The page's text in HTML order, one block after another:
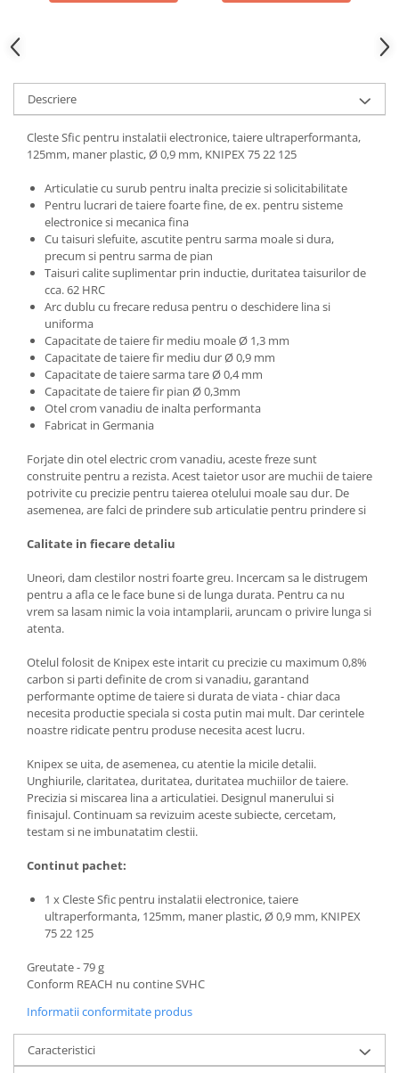
mm, 115 mm, fabricat
Descriere
Cleste Sfic pentru instalatii electronice, taiere ultraperformanta,
125mm, maner plastic, Ø 0,9 mm, KNIPEX 75 22 125
Articulatie cu surub pentru inalta precizie si solicitabilitate
Pentru lucrari de taiere foarte fine, de ex. pentru sisteme
electronice si mecanica fina
Cu taisuri slefuite, ascutite pentru sarma moale si dura,
precum si pentru sarma de pian
Taisuri calite suplimentar prin inductie, duritatea taisurilor de
cca. 62 HRC
Arc dublu cu frecare redusa pentru o deschidere lina si
uniforma
Capacitate de taiere fir mediu moale Ø 1,3 mm
Capacitate de taiere fir mediu dur Ø 0,9 mm
Capacitate de taiere sarma tare Ø 0,4 mm
Capacitate de taiere fir pian Ø 0,3mm
Otel crom vanadiu de inalta performanta
Fabricat in Germania
Forjate din otel electric crom vanadiu, aceste freze sunt
construite pentru a rezista. Acest taietor usor are muchii de taiere
potrivite cu precizie pentru taierea otelului moale sau dur. De
asemenea, are falci de prindere sub articulatie pentru prindere si
Calitate in fiecare detaliu
Uneori, dam clestilor nostri foarte greu. Incercam sa le distrugem
pentru a afla ce le face bune si de lunga durata. Pentru ca nu
vrem sa lasam nimic la voia intamplarii, aruncam o privire lunga si
atenta.
Otelul folosit de Knipex este intarit cu precizie cu maximum 0,8%
carbon si parti definite de crom si vanadiu, garantand
performante optime de taiere si durata de viata - chiar daca
necesita productie speciala si costa putin mai mult. Dar cerintele
noastre ridicate pentru produse necesita acest lucru.
Knipex se uita, de asemenea, cu atentie la micile detalii.
Unghiurile, claritatea, duritatea, duritatea muchiilor de taiere.
Precizia si miscarea lina a articulatiei. Designul manerului si
finisajul. Continuam sa revizuim aceste subiecte, cercetam,
testam si ne imbunatatim clestii.
Continut pachet:
1 x Cleste Sfic pentru instalatii electronice, taiere
ultraperformanta, 125mm, maner plastic, Ø 0,9 mm, KNIPEX
75 22 125
Greutate - 79 g
Conform REACH nu contine SVHC
Informatii conformitate produs
Caracteristici